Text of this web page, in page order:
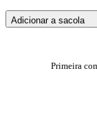
Adicionar a sacola
Primeira